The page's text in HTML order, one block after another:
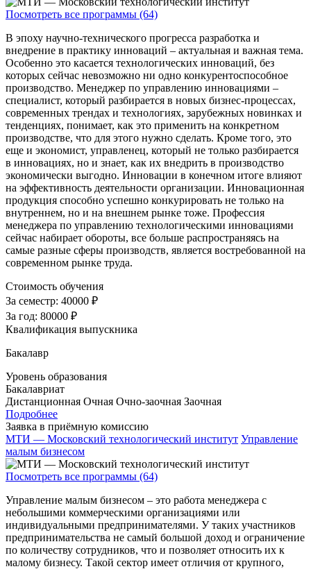
Посмотреть все программы (64)
В эпоху научно-технического прогресса разработка и
внедрение в практику инноваций – актуальная и важная тема.
Особенно это касается технологических инноваций, без
которых сейчас невозможно ни одно конкурентоспособное
производство. Менеджер по управлению инновациями –
специалист, который разбирается в новых бизнес-процессах,
современных трендах и технологиях, зарубежных новинках и
тенденциях, понимает, как это применить на конкретном
производстве, что для этого нужно сделать. Кроме того, это
еще и экономист, управленец, который не только разбирается
в инновациях, но и знает, как их внедрить в производство
экономически выгодно. Инновации в конечном итоге влияют
на эффективность деятельности организации. Инновационная
продукция способно успешно конкурировать не только на
внутреннем, но и на внешнем рынке тоже. Профессия
менеджера по управлению технологическими инновациями
сейчас набирает обороты, все больше распространяясь на
самые разные сферы производств, является востребованной на
современном рынке труда.
Стоимость обучения
За семестр: 40000 ₽
За год: 80000 ₽
Квалификация выпускника
Бакалавр
Уровень образования
Бакалавриат
Дистанционная Очная Очно-заочная Заочная
Подробнее
Заявка в приёмную комиссию
МТИ — Московский технологический институт Управление
малым бизнесом
Посмотреть все программы (64)
Управление малым бизнесом – это работа менеджера с
небольшими коммерческими организациями или
индивидуальными предпринимателями. У таких участников
предпринимательства не самый большой доход и ограничение
по количеству сотрудников, что и позволяет относить их к
малому бизнесу. Такой сектор имеет отличия от крупного,